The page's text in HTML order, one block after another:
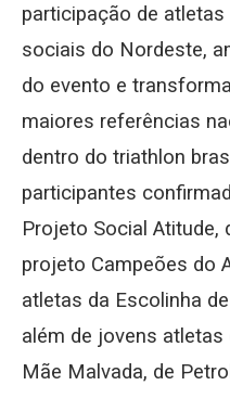
participação de
sociais do Nordeste,
do evento e
maiores referências
dentro do triathlon
participantes
Projeto Social Atitude,
projeto Campeões do
atletas da Escolinha
além de jovens atletas
Mãe Malvada, de